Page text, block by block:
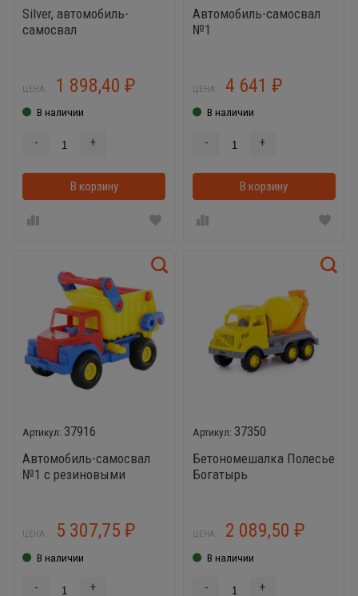
Silver, автомобиль-
самосвал
ЦЕНА: 1 898,40 ₽
В наличии
- +
В корзину В корзинке
Автомобиль-самосвал
№1
ЦЕНА: 4 641₽
В наличии
- +
В корзину
37916
Автомобиль-самосвал
№1 с резиновыми
ЦЕНА: 5 307,75 ₽
В наличии
- +
37350
Бетономешалка Полесье
Богатырь
ЦЕНА: 2 089,50₽
В наличии
- +